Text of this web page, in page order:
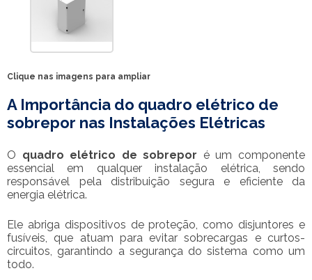
Clique nas imagens para ampliar
A Importância do quadro elétrico de
sobrepor nas Instalações Elétricas
O quadro elétrico de sobrepor é um componente
essencial em qualquer instalação elétrica, sendo
responsável pela distribuição segura e eficiente da
energia elétrica.
Ele abriga dispositivos de proteção, como disjuntores e
fusíveis, que atuam para evitar sobrecargas e curtos-
circuitos, garantindo a segurança do sistema como um
todo.